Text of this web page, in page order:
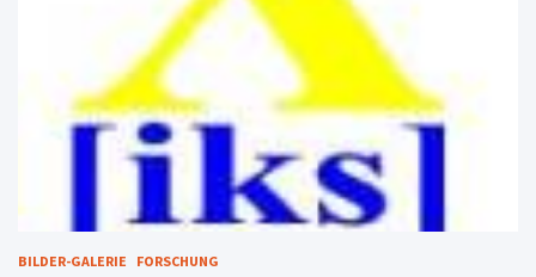
BILDER-GALERIE FORSCHUNG